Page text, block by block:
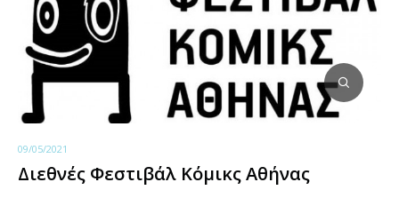
09/05/2021
Διεθνές Φεστιβάλ Κόμικς Αθήνας